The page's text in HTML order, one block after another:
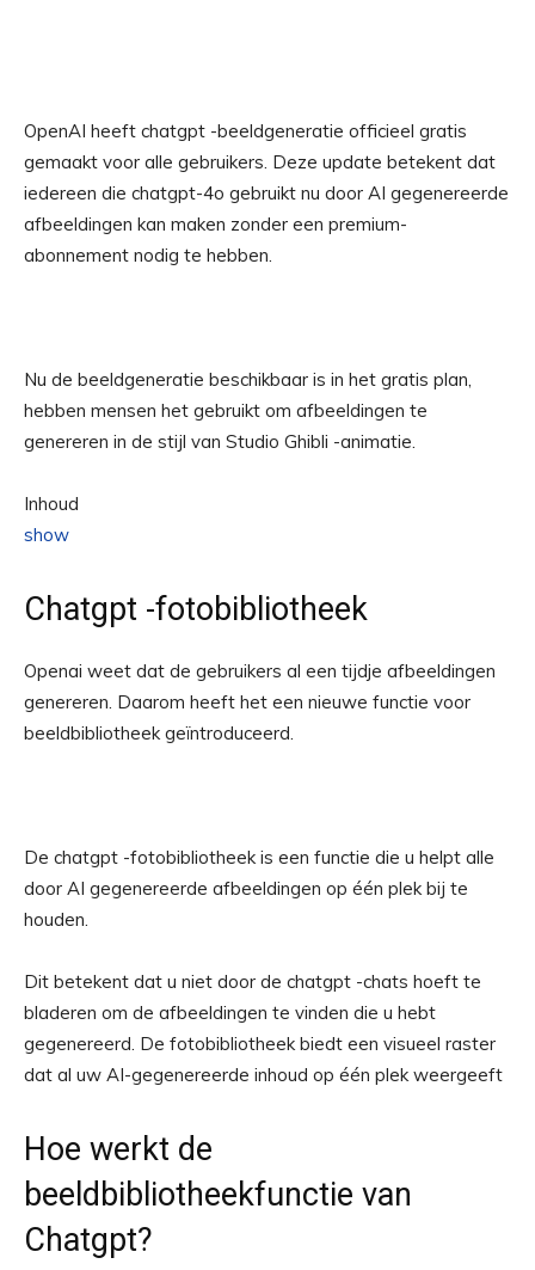
OpenAI heeft chatgpt -beeldgeneratie officieel gratis
gemaakt voor alle gebruikers. Deze update betekent dat
iedereen die chatgpt-4o gebruikt nu door AI gegenereerde
afbeeldingen kan maken zonder een premium-
abonnement nodig te hebben.
Nu de beeldgeneratie beschikbaar is in het gratis plan,
hebben mensen het gebruikt om afbeeldingen te
genereren in de stijl van Studio Ghibli -animatie.
Inhoud
show
Chatgpt -fotobibliotheek
Openai weet dat de gebruikers al een tijdje afbeeldingen
genereren. Daarom heeft het een nieuwe functie voor
beeldbibliotheek geïntroduceerd.
De chatgpt -fotobibliotheek is een functie die u helpt alle
door AI gegenereerde afbeeldingen op één plek bij te
houden.
Dit betekent dat u niet door de chatgpt -chats hoeft te
bladeren om de afbeeldingen te vinden die u hebt
gegenereerd. De fotobibliotheek biedt een visueel raster
dat al uw AI-gegenereerde inhoud op één plek weergeeft
Hoe werkt de
beeldbibliotheekfunctie van
Chatgpt?